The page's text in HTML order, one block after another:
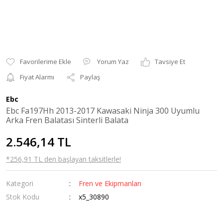
Yorum Yaz
Tavsiye Et
Fiyat Alarmı
Paylaş
Ebc
Ebc Fa197Hh 2013-2017 Kawasaki Ninja 300 Uyumlu
Arka Fren Balatası Sinterli Balata
2.546,14 TL
*256,91 TL den başlayan taksitlerle!
Kategori
Fren ve Ekipmanları
Stok Kodu
x5_30890